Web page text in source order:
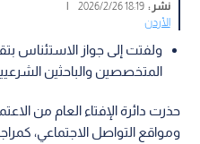
نشر :18:19 2026/2/26
|
الأردن
ولفتت إلى جواز الاستئناس
المتخصصين والباحثين
حذرت دائرة الإفتاء العام من
ومواقع التواصل الاجتماعي،